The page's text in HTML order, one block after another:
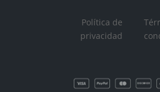
Política de
privacidad